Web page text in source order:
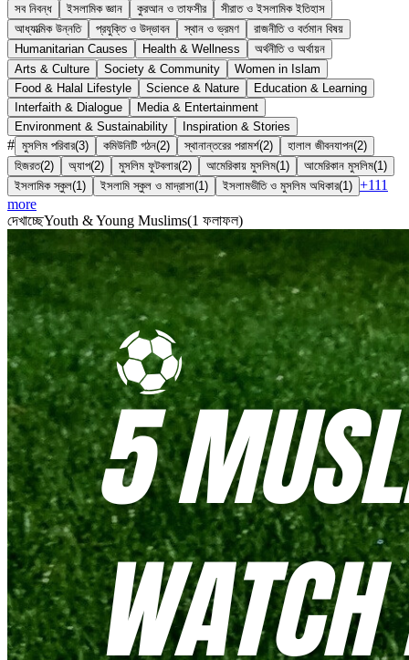
সব নিবন্ধ ইসলামিক জ্ঞান কুরআন ও তাফসীর
সীরাত ও ইসলামিক ইতিহাস
আধ্যাত্মিক উন্নতি
প্রযুক্তি ও উদ্ভাবন স্থান ও ভ্রমণ
রাজনীতি ও বর্তমান বিষয়
Humanitarian Causes
Health & Wellness
অর্থনীতি ও অর্থায়ন
Arts & Culture
Society & Community
Women in Islam
Food & Halal Lifestyle
Science & Nature
Education & Learning
Interfaith & Dialogue
Media & Entertainment
Environment & Sustainability
Inspiration & Stories
# মুসলিম পরিবার(3) কমিউনিটি গঠন(2) স্থানান্তরের পরামর্শ(2) হালাল জীবনযাপন(2)
হিজরত(2) অ্যাপ(2) মুসলিম ফুটবলার(2) আমেরিকায় মুসলিম(1 ) আমেরিকান মুসলিম(1 )
ইসলামিক স্কুল(1 ) ইসলামি স্কুল ও মাদ্রাসা(1 ) ইসলামভীতি ও মুসলিম অধিকার(1 ) +111
more
দেখাচ্ছেYouth & Young Muslims(1 ফলাফল)